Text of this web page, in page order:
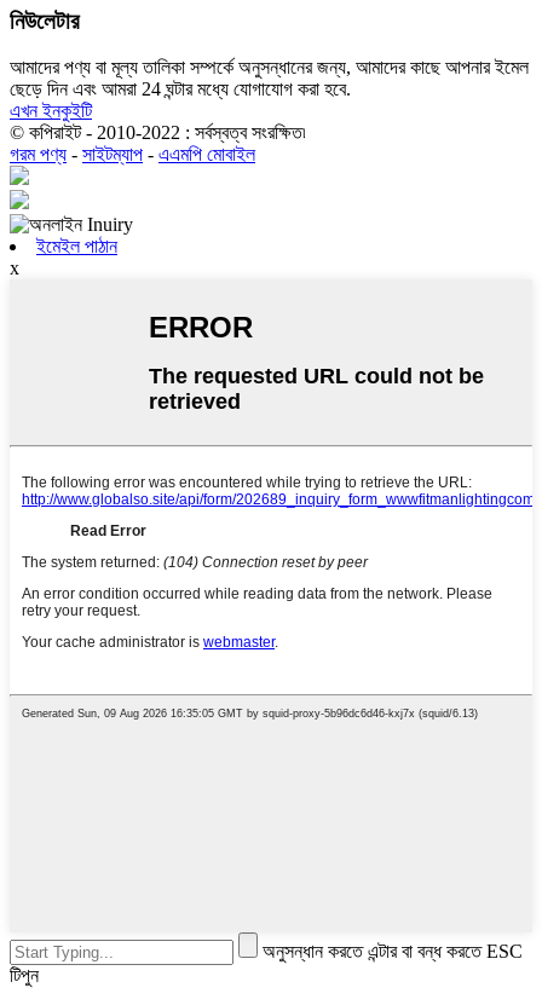
নিউলেটার
আমাদের পণ্য বা মূল্য তালিকা সম্পর্কে অনুসন্ধানের জন্য, আমাদের কাছে আপনার ইমেল
ছেড়ে দিন এবং আমরা 24 ঘন্টার মধ্যে যোগাযোগ করা হবে.
এখন ইনকুইটি
© কপিরাইট - 2010-2022 : সর্বস্বত্ব সংরক্ষিত৷
গরম পণ্য - সাইটম্যাপ - এএমপি মোবাইল
ইমেইল পাঠান
x
অনুসন্ধান করতে এন্টার বা বন্ধ করতে ESC
টিপুন